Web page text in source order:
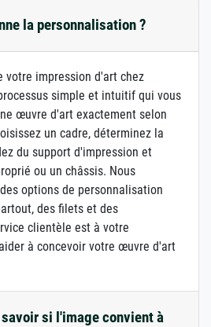
la personnalisation ?
votre impression d'art chez
simple et intuitif qui vous
œuvre d'art exactement selon
un cadre, déterminez la
du support d'impression et
ou un châssis. Nous
options de personnalisation
des filets et des
clientèle est à votre
à concevoir votre œuvre d'art
si l'image convient à